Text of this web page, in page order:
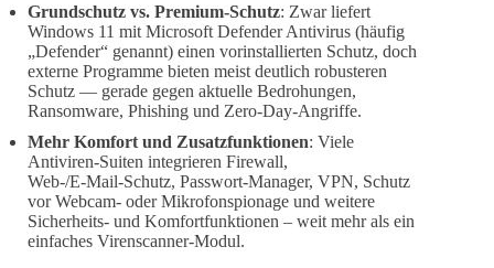
Grundschutz vs. Premium‑Schutz: Zwar liefert
Windows 11 mit Microsoft Defender Antivirus (häufig
„Defender“ genannt) einen vorinstallierten Schutz, doch
externe Programme bieten meist deutlich robusteren
Schutz — gerade gegen aktuelle Bedrohungen,
Ransomware, Phishing und Zero-Day‑Angriffe.
Mehr Komfort und Zusatzfunktionen: Viele
Antiviren‑Suiten integrieren Firewall,
Web‑/E‑Mail‑Schutz, Passwort‑Manager, VPN, Schutz
vor Webcam‑ oder Mikrofonspionage und weitere
Sicherheits‑ und Komfortfunktionen – weit mehr als ein
einfaches Virenscanner‑Modul.